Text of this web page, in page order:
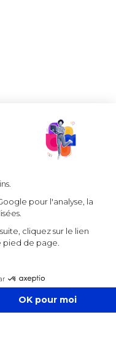
pour l'analyse, la
cliquez sur le lien
pied de page.
OK pour moi